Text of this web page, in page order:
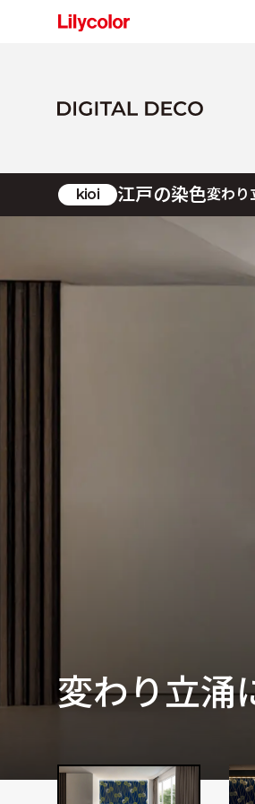
kioi 江戸の染色変わり
変わり立涌